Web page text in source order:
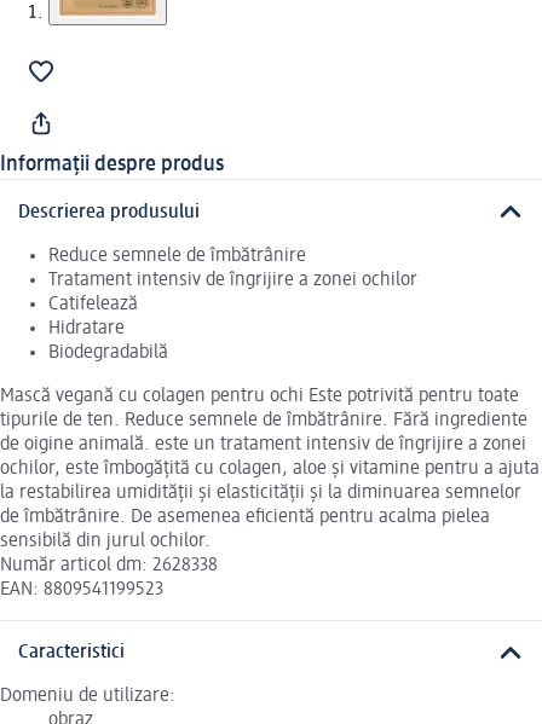
Informații despre produs
Descrierea produsului
Reduce semnele de îmbătrânire
Tratament intensiv de îngrijire a zonei ochilor
Catifelează
Hidratare
Biodegradabilă
Mască vegană cu colagen pentru ochi Este potrivită pentru toate
tipurile de ten. Reduce semnele de îmbătrânire. Fără ingrediente
de oigine animală. este un tratament intensiv de îngrijire a zonei
ochilor, este îmbogățită cu colagen, aloe și vitamine pentru a ajuta
la restabilirea umidității și elasticității și la diminuarea semnelor
de îmbătrânire. De asemenea eficientă pentru acalma pielea
sensibilă din jurul ochilor.
Număr articol dm: 2628338
EAN: 8809541199523
Caracteristici
Domeniu de utilizare: